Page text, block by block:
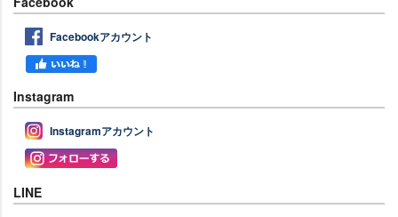
Facebookアカウント
Instagram
Instagramアカウント
LINE